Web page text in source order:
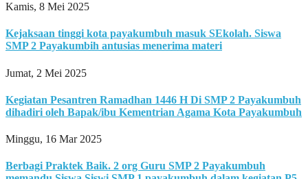
Kamis, 8 Mei 2025
Kejaksaan tinggi kota payakumbuh masuk SEkolah. Siswa
SMP 2 Payakumbih antusias menerima materi
Jumat, 2 Mei 2025
Kegiatan Pesantren Ramadhan 1446 H Di SMP 2 Payakumbuh
dihadiri oleh Bapak/ibu Kementrian Agama Kota Payakumbuh
Minggu, 16 Mar 2025
Berbagi Praktek Baik. 2 org Guru SMP 2 Payakumbuh